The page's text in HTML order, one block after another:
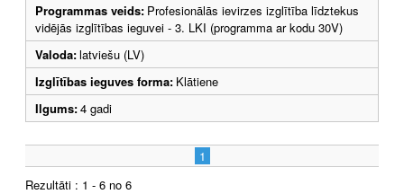
Programmas veids: Profesionālās ievirzes izglītība līdztekus
vidējās izglītības ieguvei - 3. LKI (programma ar kodu 30V)
Valoda:latviešu (LV)
Izglītības ieguves forma: Klātiene
Ilgums:4 gadi
1
Rezultāti : 1 - 6 no 6